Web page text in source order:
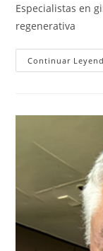
Especialistas en
regenerativa
Continuar